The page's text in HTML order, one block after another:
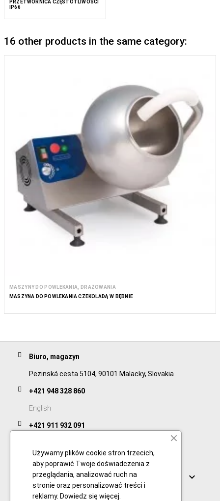
PRZETWORNICA CZĘSTOTLIWOŚCI
IP66
16 other products in the same category:
MASZYNY DO POWLEKANIA, DRAŻOWANIA
MASZYNA DO POWLEKANIA CZEKOLADĄ W BĘBNIE
Biuro, magazyn
Pezinská cesta 5104, 90101 Malacky, Slovakia
+421 948 328 860
English
+421 911 932 091
Lącza 
Używamy plików cookie stron trzecich,
aby poprawić Twoje doświadczenia z
przeglądania, analizować ruch na
stronie oraz personalizować treści i
reklamy. Dowiedz się więcej